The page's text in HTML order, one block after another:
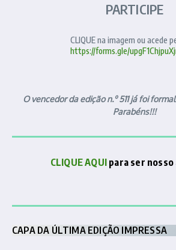
PARTICIPE
CLIQUE na imagem ou acede
https://forms.gle/
O vencedor da edição n.º 511 já foi
Parabéns!!!
CLIQUE AQUI para ser
CAPA DA ÚLTIMA EDIÇÃO IMPRESSA